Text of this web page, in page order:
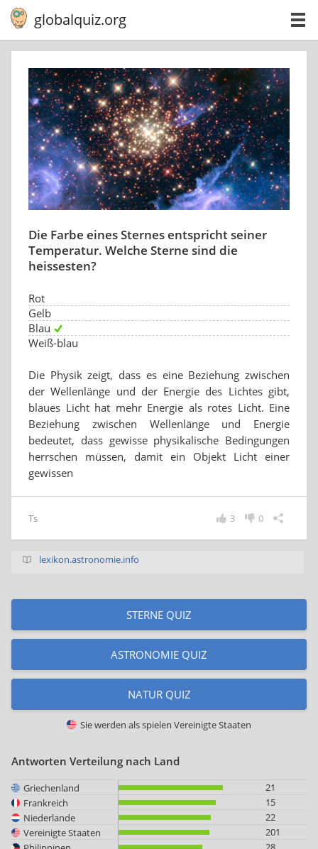
globalquiz.org
Die Farbe eines Sternes entspricht seiner
Temperatur. Welche Sterne sind die
heissesten?
Rot
Gelb
Blau
Weiß-blau
Die Physik zeigt, dass es eine Beziehung zwischen
der Wellenlänge und der Energie des Lichtes gibt,
blaues Licht hat mehr Energie als rotes Licht. Eine
Beziehung zwischen Wellenlänge und Energie
bedeutet, dass gewisse physikalische Bedingungen
herrschen müssen, damit ein Objekt Licht einer
gewissen
Ts 0
3
lexikon.astronomie.info
STERNE QUIZ
ASTRONOMIE QUIZ
NATUR QUIZ
Sie werden als spielen Vereinigte Staaten
Antworten Verteilung nach Land
Griechenland
21
Frankreich
15
Niederlande
22
Vereinigte Staaten
201